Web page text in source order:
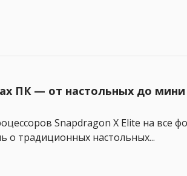
ПК — от настольных до мини
Snapdragon X Elite на все
о традиционных настольных...